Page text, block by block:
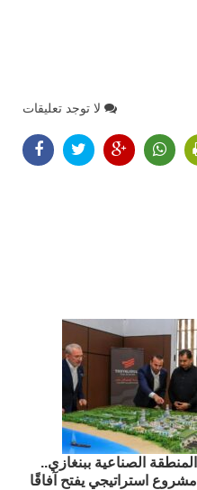
لا توجد تعليقات
المنطقة الصناعية ببنغازي..
مشروع استراتيجي يفتح آفاقًا